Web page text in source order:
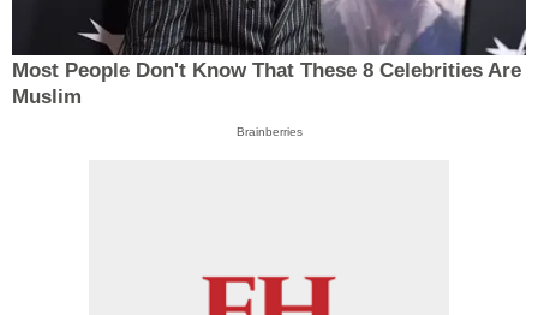
Most People Don't Know That These 8 Celebrities Are
Muslim
Brainberries